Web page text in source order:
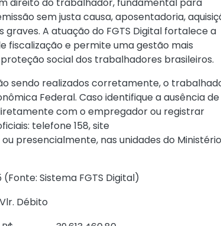
sem justa causa, aposentadoria,
A atuação do FGTS Digital fortalece a
fiscalização e permite uma gestão mais
social dos trabalhadores brasileiros.
sendo realizados corretamente, o
Federal. Caso identifique a ausência de
com o empregador ou registrar
telefone 158, site
presencialmente, nas unidades do Ministério
Sistema FGTS Digital)
Vlr. Débito